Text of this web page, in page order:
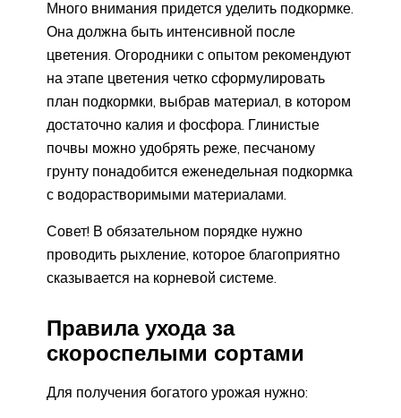
Много внимания придется уделить подкормке.
Она должна быть интенсивной после
цветения. Огородники с опытом рекомендуют
на этапе цветения четко сформулировать
план подкормки, выбрав материал, в котором
достаточно калия и фосфора. Глинистые
почвы можно удобрять реже, песчаному
грунту понадобится еженедельная подкормка
с водорастворимыми материалами.
Совет! В обязательном порядке нужно
проводить рыхление, которое благоприятно
сказывается на корневой системе.
Правила ухода за
скороспелыми сортами
Для получения богатого урожая нужно: